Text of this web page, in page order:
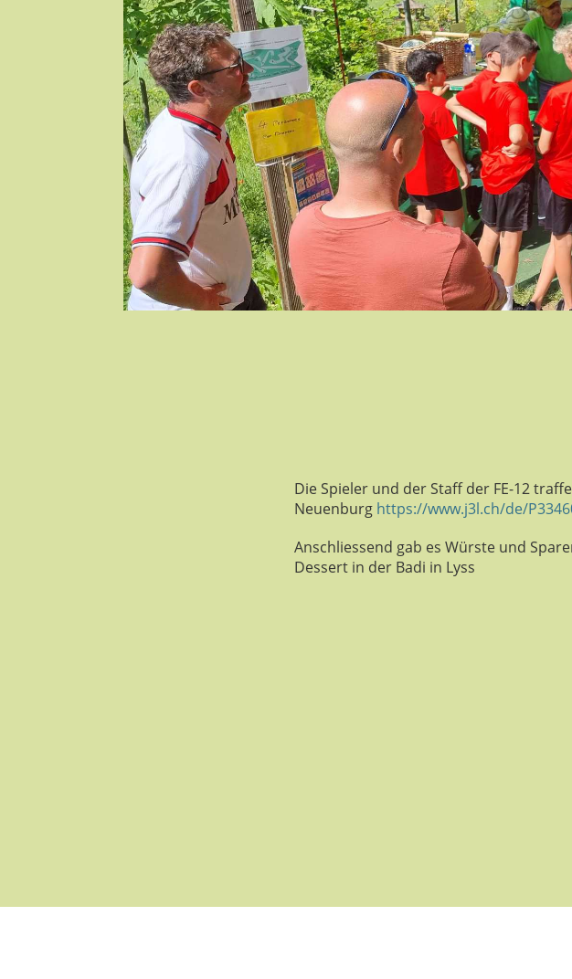
Die Spieler und der Staff der FE-12
Neuenburg https://www.j3l.ch/de/
Anschliessend gab es Würste und
Dessert in der Badi in Lyss